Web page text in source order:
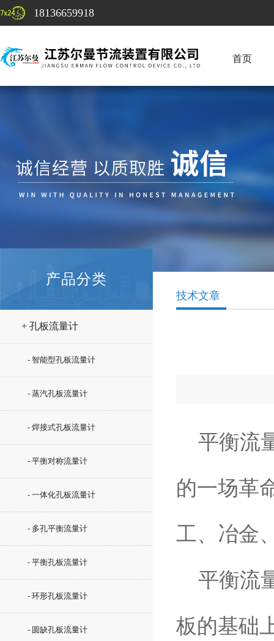
18136659918
首页
产品分类
+ 孔板流量计
- 智能型孔板流量计
- 蒸汽孔板流量计
- 焊接式孔板流量计
- 平衡对称流量计
- 一体化孔板流量计
- 多孔平衡流量计
- 平衡孔板流量计
- 环形孔板流量计
- 圆缺孔板流量计
技术文章
平衡流
的一场革
工、冶金
平衡流
板的基础